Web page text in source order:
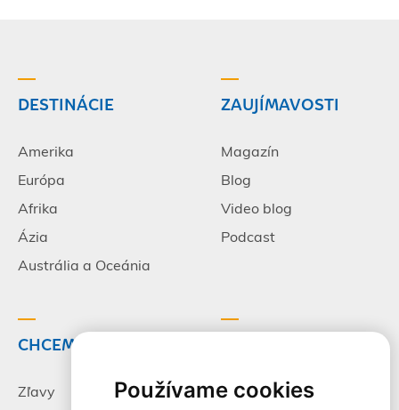
Používame cookies
DESTINÁCIE
Amerika
Európa
Afrika
Ázia
Austrália a Oceánia
ZAUJÍMAVOSTI
Magazín
Blog
Video blog
Podcast
CHCEM CESTOVAŤ
Zľavy
Pracovné príležitosti